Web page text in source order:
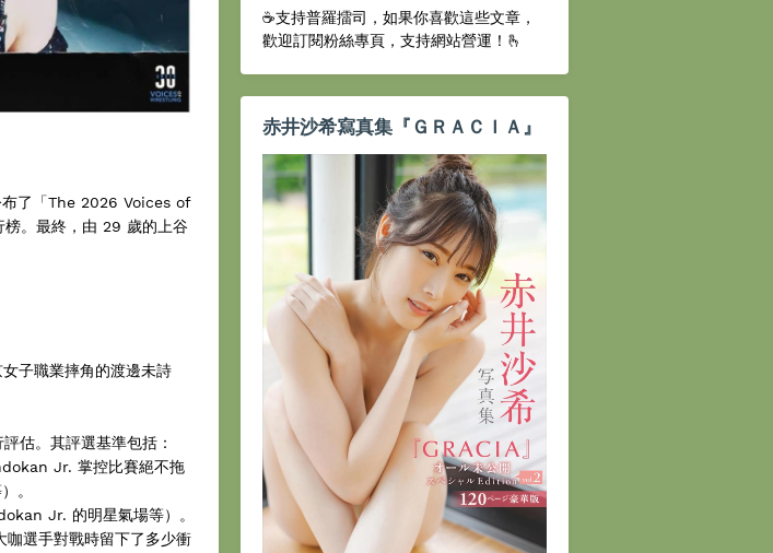
了「The 2026 Voices of
。最終，由 29 歲的上谷
子職業摔角的渡邊未詩
估。其評選基準包括：
Jr. 掌控比賽絕不拖
。
Jr. 的明星氣場等）。
咖選手對戰時留下了多少衝
☕️支持普羅擂司，如果你喜歡這些文章，
歡迎訂閱粉絲專頁，支持網站營運！🫰
赤井沙希寫真集『ＧＲＡＣＩＡ』